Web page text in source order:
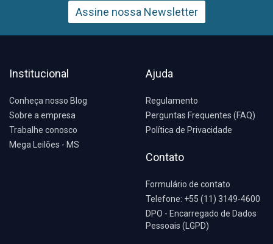
Assine nossa Newsletter
Institucional
Conheça nosso Blog
Sobre a empresa
Trabalhe conosco
Mega Leilões - MS
Ajuda
Regulamento
Perguntas Frequentes (FAQ)
Política de Privacidade
Contato
Formulário de contato
Telefone: +55 (11) 3149-4600
DPO - Encarregado de Dados
Pessoais (LGPD)